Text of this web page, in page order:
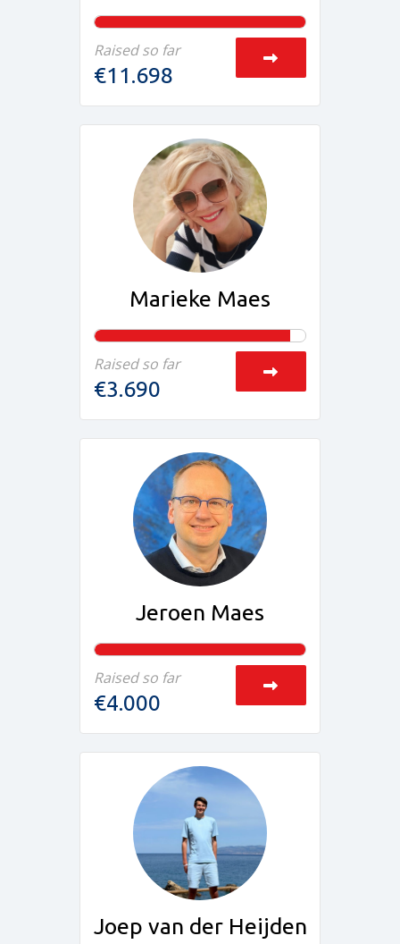
Raised so far
€11.698
Marieke Maes
Raised so far
€3.690
Jeroen Maes
Raised so far
€4.000
Joep van der Heijden